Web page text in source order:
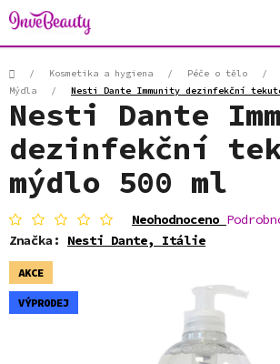
Přejít
na
obsah
Domů/ Kosmetika a hygiena / Péče o tělo /
Mýdla
/ Nesti Dante Immunity dezinfekční
Nesti Dante
dezinfekční
mýdlo 500 ml
Průměrné
hodnocení
produktu
hvězdiček.
Neohodnoceno
Značka: Nesti Dante, Itálie
AKCE
VÝPRODEJ